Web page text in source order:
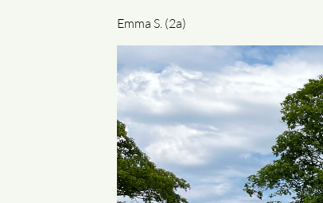
Emma S. (2a)